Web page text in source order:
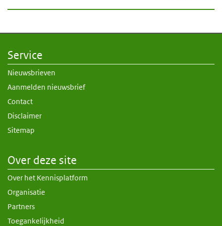
Service
Nieuwsbrieven
Aanmelden nieuwsbrief
Contact
Disclaimer
Sitemap
Over deze site
Over het Kennisplatform
Organisatie
Partners
Toegankelijkheid